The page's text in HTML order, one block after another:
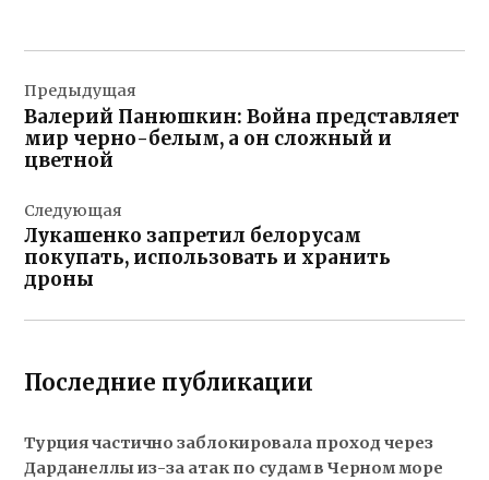
по
записям
Предыдущая
Валерий Панюшкин: Война представляет
мир черно-белым, а он сложный и
цветной
Следующая
Лукашенко запретил белорусам
покупать, использовать и хранить
дроны
Последние публикации
Турция частично заблокировала проход через
Дарданеллы из-за атак по судам в Черном море